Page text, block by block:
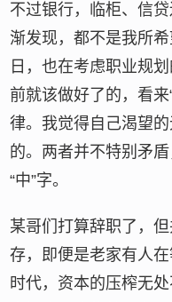
不过银行，临柜、信
渐发现，都不是我所
日，也在考虑职业规
前就该做好了的，看
律。我觉得自己渴望
的。两者并不特别矛
“中”字。
某哥们打算辞职了，
存，即便是老家有人
时代，资本的压榨无